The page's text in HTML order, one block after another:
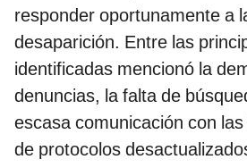
responder oportunamente a
desaparición. Entre las
identificadas mencionó la
denuncias, la falta de
escasa comunicación con
de protocolos